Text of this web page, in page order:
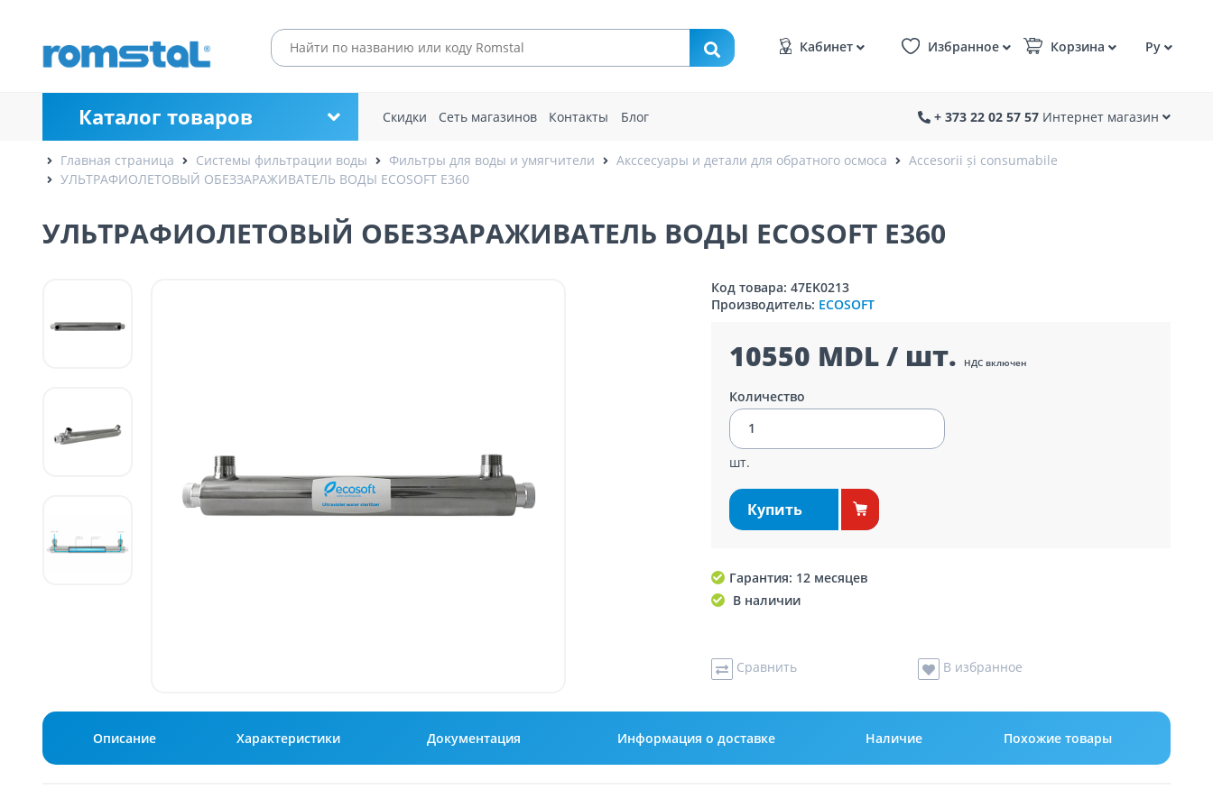
Кабинет Избранное Корзина Ру
Каталог товаров Скидки Сеть магазинов Контакты Блог + 373 22 02 57 57 Интернет магазин
Главная страница Системы фильтрации воды Фильтры для воды и умягчители Акссесуары и детали для обратного осмоса
Accesorii și consumabile
УЛЬТРАФИОЛЕТОВЫЙ ОБЕЗЗАРАЖИВАТЕЛЬ ВОДЫ ECOSOFT E360
УЛЬТРАФИОЛЕТОВЫЙ ОБЕЗЗАРАЖИВАТЕЛЬ ВОДЫ ECOSOFT E360
Код товара: 47EK0213
Производитель: ECOSOFT
10550 MDL / шт. НДС включен
Количество
шт.
Купить
Гарантия: 12 месяцев
В наличии
Сравнить В избранное
Описание Характеристики Документация Информация о доставке Наличие Похожие товары